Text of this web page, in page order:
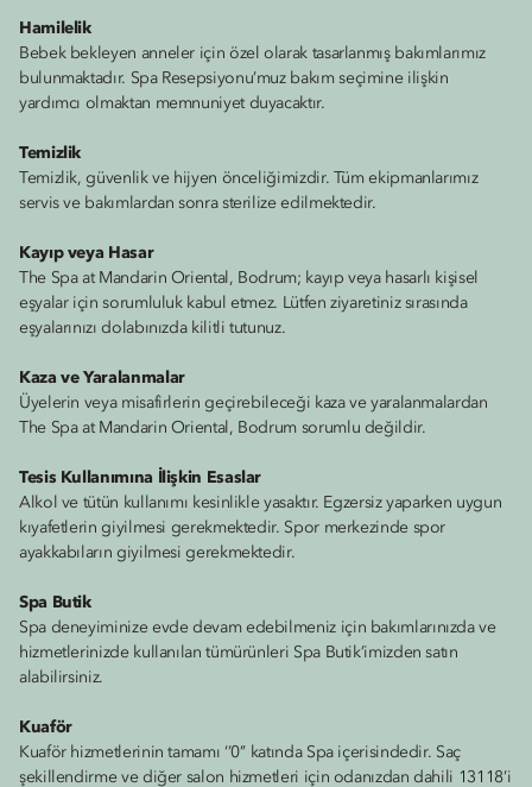
Hamilelik
Bebek bekleyen anneler için özel olarak tasarlanmış bakımlarımız
bulunmaktadır. Spa Resepsiyonu’muz bakım seçimine ilişkin
yardımcı olmaktan memnuniyet duyacaktır.
Temizlik
Temizlik, güvenlik ve hijyen önceliğimizdir. Tüm ekipmanlarımız
servis ve bakımlardan sonra sterilize edilmektedir.
Kayıp veya Hasar
The Spa at Mandarin Oriental, Bodrum; kayıp veya hasarlı kişisel
eşyalar için sorumluluk kabul etmez. Lütfen ziyaretiniz sırasında
eşyalarınızı dolabınızda kilitli tutunuz.
Kaza ve Yaralanmalar
Üyelerin veya misafirlerin geçirebileceği kaza ve yaralanmalardan
The Spa at Mandarin Oriental, Bodrum sorumlu değildir.
Tesis Kullanımına İlişkin Esaslar
Alkol ve tütün kullanımı kesinlikle yasaktır. Egzersiz yaparken uygun
kıyafetlerin giyilmesi gerekmektedir. Spor merkezinde spor
ayakkabıların giyilmesi gerekmektedir.
Spa Butik
Spa deneyiminize evde devam edebilmeniz için bakımlarınızda ve
hizmetlerinizde kullanılan tümürünleri Spa Butik’imizden satın
alabilirsiniz.
Kuaför
Kuaför hizmetlerinin tamamı ‘’0’’ katında Spa içerisindedir. Saç
şekillendirme ve diğer salon hizmetleri için odanızdan dahili 13118’i